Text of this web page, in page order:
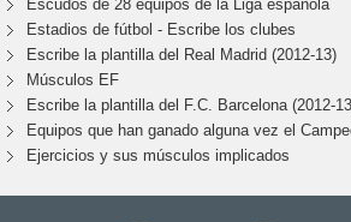
Escudos de 28 equipos de la Liga española
Estadios de fútbol - Escribe los clubes
Escribe la plantilla del Real Madrid (2012-13)
Músculos EF
Escribe la plantilla del F.C. Barcelona (2012-
Equipos que han ganado alguna vez el
Ejercicios y sus músculos implicados